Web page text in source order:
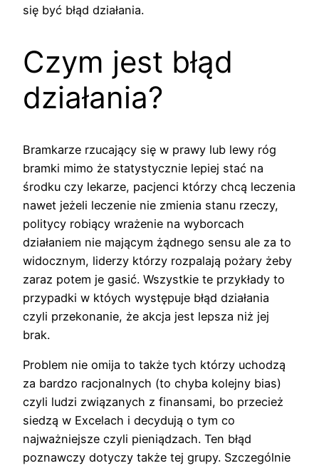
się być błąd działania.
Czym jest błąd
działania?
Bramkarze rzucający się w prawy lub lewy róg
bramki mimo że statystycznie lepiej stać na
środku czy lekarze, pacjenci którzy chcą leczenia
nawet jeżeli leczenie nie zmienia stanu rzeczy,
politycy robiący wrażenie na wyborcach
działaniem nie mającym żądnego sensu ale za to
widocznym, liderzy którzy rozpalają pożary żeby
zaraz potem je gasić. Wszystkie te przykłady to
przypadki w któych występuje błąd działania
czyli przekonanie, że akcja jest lepsza niż jej
brak.
Problem nie omija to także tych którzy uchodzą
za bardzo racjonalnych (to chyba kolejny bias)
czyli ludzi związanych z finansami, bo przecież
siedzą w Excelach i decydują o tym co
najważniejsze czyli pieniądzach. Ten błąd
poznawczy dotyczy także tej grupy. Szczególnie